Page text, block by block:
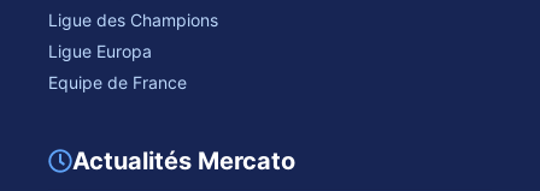
Ligue des Champions
Ligue Europa
Equipe de France
Actualités Mercato